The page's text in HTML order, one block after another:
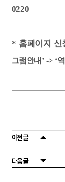
0220
* 홈페이지 신
그램안내 ’ -> ‘
이전글
다음글